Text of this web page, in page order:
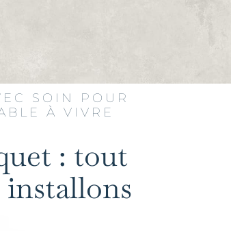
SOIN POUR
À VIVRE
: tout
installons